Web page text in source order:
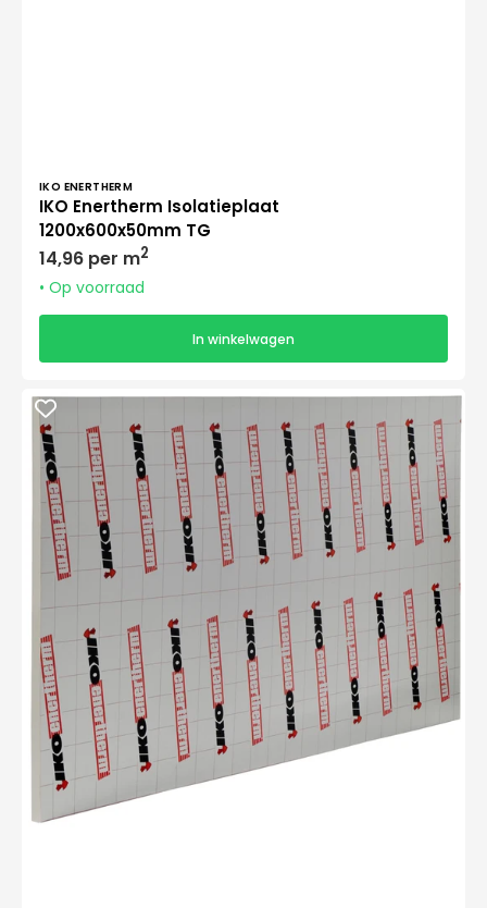
IKO ENERTHERM
IKO Enertherm Isolatieplaat
1200x600x50mm TG
Normale
prijs
14,96 per m2
• Op voorraad
In winkelwagen
IKO
Enertherm
Isolatieplaat
2400x1200x50mm